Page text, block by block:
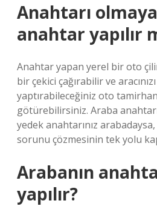
Anahtarı
anahtar yapılır
Anahtar yapan yerel bir oto
bir çekici çağırabilir ve
yaptırabileceğiniz oto
götürebilirsiniz. Araba
yedek anahtarınız
sorunu çözmesinin tek yolu
Arabanın
yapılır?